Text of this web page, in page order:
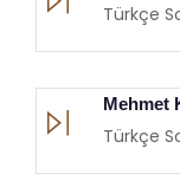
Türkçe
Mehmet
Türkçe